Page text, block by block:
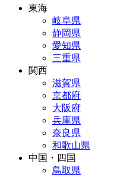
東海
岐阜県
静岡県
愛知県
三重県
関西
滋賀県
京都府
大阪府
兵庫県
奈良県
和歌山県
中国・四国
鳥取県